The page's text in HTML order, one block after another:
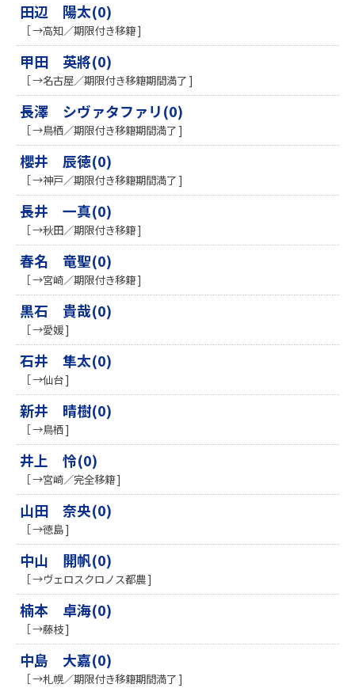
田辺 陽太(0)
［ →高知／期限付き移籍 ]
甲田 英將(0)
［ →名古屋／期限付き移籍期間満了 ]
長澤 シヴァタファリ(0)
［ →鳥栖／期限付き移籍期間満了 ]
櫻井 辰徳(0)
［ →神戸／期限付き移籍期間満了 ]
長井 一真(0)
［ →秋田／期限付き移籍 ]
春名 竜聖(0)
［ →宮崎／期限付き移籍 ]
黒石 貴哉(0)
［ →愛媛 ]
石井 隼太(0)
［ →仙台 ]
新井 晴樹(0)
［ →鳥栖 ]
井上 怜(0)
［ →宮崎／完全移籍 ]
山田 奈央(0)
［ →徳島 ]
中山 開帆(0)
［ →ヴェロスクロノス都農 ]
楠本 卓海(0)
［ →藤枝 ]
中島 大嘉(0)
［ →札幌／期限付き移籍期間満了 ]